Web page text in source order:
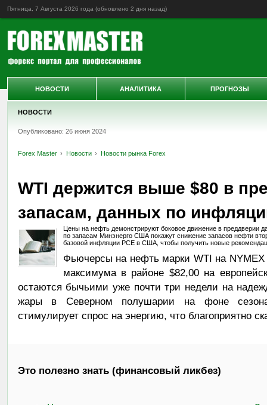
Пятница, 7 Августа 2026 года (обновлено 2 дня назад)
НОВОСТИ
Опубликовано: 26 июня 2024
Forex Master Новости Новости рынка Forex
WTI держится выше $80 в
запасам, данных по
Цены на нефть демонстрируют боковое движение в
по запасам Минэнерго США покажут снижение запасов нефти
базовой инфляции PCE в США, чтобы получить новые
Фьючерсы на нефть марки WTI на NYMEX
максимума в районе $82,00 на
остаются бычьими уже почти три недели на
жары в Северном полушарии на фоне
стимулирует спрос на энергию, что благоприятно
Это полезно знать (финансовый ликбез)
НОВОСТИ АНАЛИТИКА ПРОГНОЗЫ